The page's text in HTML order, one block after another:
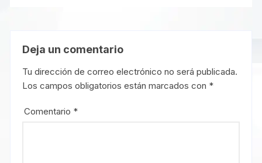
Deja un comentario
Tu dirección de correo electrónico no será publicada.
Los campos obligatorios están marcados con *
Comentario *